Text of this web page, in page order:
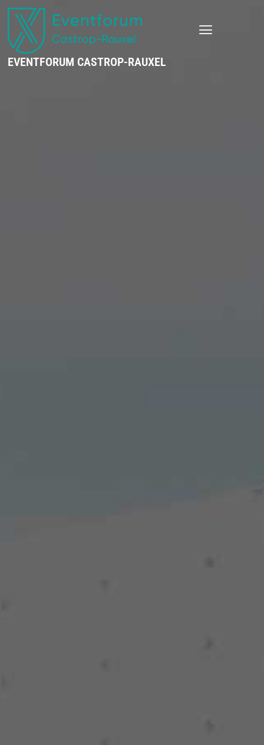
EVENTFORUM CASTROP-RAUXEL